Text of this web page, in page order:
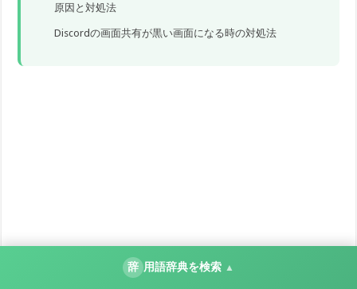
原因と対処法
Discordの画面共有が黒い画面になる時の対処法
辞 用語辞典を検索 ▲